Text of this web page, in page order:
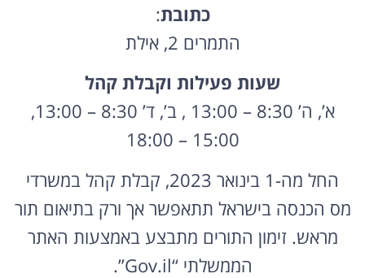
כתובת:
התמרים 2, אילת
שעות פעילות וקבלת קהל
א’, ה’ 8:30 – 13:00 , ב’, ד’ 8:30 – 13:00,
15:00 – 18:00
החל מה-1 בינואר 2023, קבלת קהל במשרדי
מס הכנסה בישראל תתאפשר אך ורק בתיאום תור
מראש. זימון התורים מתבצע באמצעות האתר
הממשלתי “Gov.il”.